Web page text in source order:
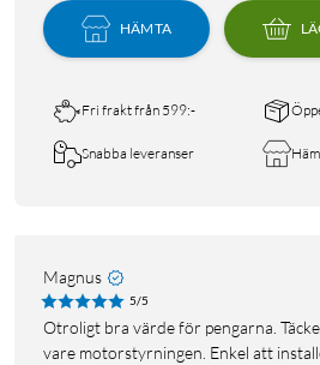
HÄMTA
Fri frakt från 599:-
Snabba leveranser
Magnus
5/5
Otroligt bra värde för pengarna. Täcker en jättestor yta tack
vare motorstyrningen. Enkel att